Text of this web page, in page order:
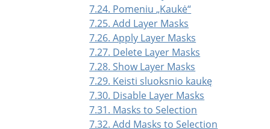
7.24. Pomeniu„Kaukė“
7.25. Add Layer Masks
7.26. Apply Layer Masks
7.27. Delete Layer Masks
7.28. Show Layer Masks
7.29. Keisti sluoksnio kaukę
7.30. Disable Layer Masks
7.31. Masks to Selection
7.32. Add Masks to Selection